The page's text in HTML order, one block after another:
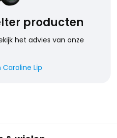
producten
het advies van onze
Lip